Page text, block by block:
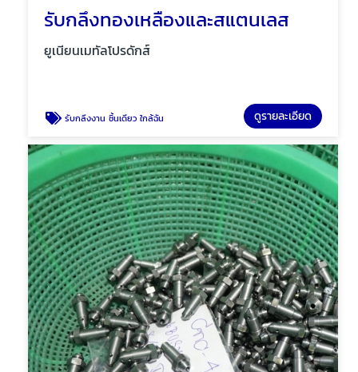
รับกลึงทองเหลืองและสแตนเลส
ยูเนียนเมทัลโปรดักส์
รับกลึงงาน ชิ้นเดียว ใกล้ฉัน ดูรายละเอียด